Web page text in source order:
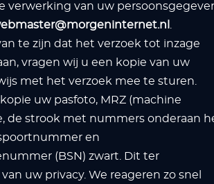
verwerking van uw
te zijn dat het verzoek tot inzage
vragen wij u een kopie van uw
met het verzoek mee te sturen.
uw pasfoto, MRZ (machine
de strook met nummers onderaan
en
(BSN) zwart. Dit ter
uw privacy. We reageren zo snel